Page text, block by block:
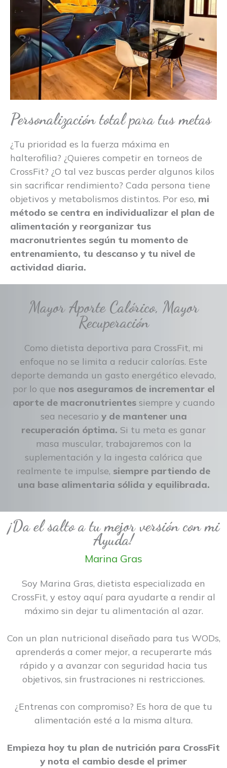
Personalización total para tus metas
¿Tu prioridad es la fuerza máxima en
halterofilia? ¿Quieres competir en torneos de
CrossFit? ¿O tal vez buscas perder algunos kilos
sin sacrificar rendimiento? Cada persona tiene
objetivos y metabolismos distintos. Por eso, mi
método se centra en individualizar el plan de
alimentación y reorganizar tus
macronutrientes según tu momento de
entrenamiento, tu descanso y tu nivel de
actividad diaria.
Mayor Aporte Calórico, Mayor
Recuperación
Como dietista deportiva para CrossFit, mi
enfoque no se limita a reducir calorías. Este
deporte demanda un gasto energético elevado,
por lo que nos aseguramos de incrementar el
aporte de macronutrientes siempre y cuando
sea necesario y de mantener una
recuperación óptima. Si tu meta es ganar
masa muscular, trabajaremos con la
suplementación y la ingesta calórica que
realmente te impulse, siempre partiendo de
una base alimentaria sólida y equilibrada.
¡Da el salto a tu mejor versión con mi
Ayuda!
Marina Gras
Soy Marina Gras, dietista especializada en
CrossFit, y estoy aquí para ayudarte a rendir al
máximo sin dejar tu alimentación al azar.
Con un plan nutricional diseñado para tus WODs,
aprenderás a comer mejor, a recuperarte más
rápido y a avanzar con seguridad hacia tus
objetivos, sin frustraciones ni restricciones.
¿Entrenas con compromiso? Es hora de que tu
alimentación esté a la misma altura.
Empieza hoy tu plan de nutrición para CrossFit
y nota el cambio desde el primer